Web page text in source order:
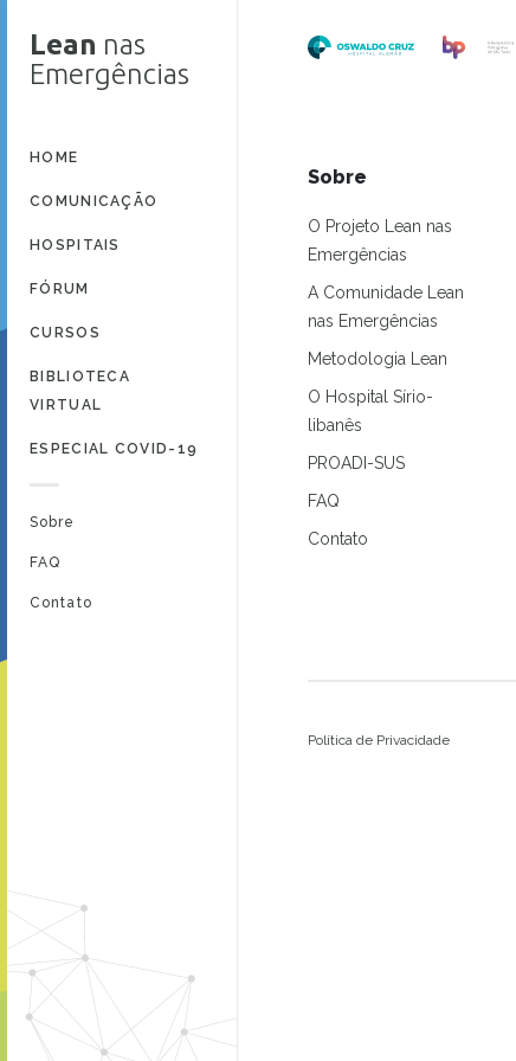
Lean nas
Emergências
HOME
COMUNICAÇÃO
HOSPITAIS
FÓRUM
CURSOS
BIBLIOTECA
VIRTUAL
ESPECIAL COVID-19
Sobre
FAQ
Contato
Sobre
O Projeto Lean nas
Emergências
A Comunidade Lean
nas Emergências
Metodologia Lean
O Hospital Sírio-
libanês
PROADI-SUS
FAQ
Contato
Política de Privacidade